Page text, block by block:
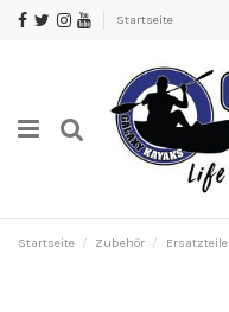
Startseite
Startseite Zubehör Ersatzteile